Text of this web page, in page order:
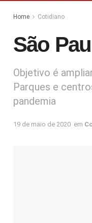
Home Cotidiano
São
Objetivo é
Parques e
pandemia
19 de maio de 2020 em